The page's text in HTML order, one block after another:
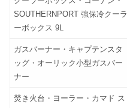
SOUTHERNPORT 強保冷クーラ
ーボックス 9L
ガスバーナー・キャプテンスタ
ッグ・オーリック小型ガスバー
ナー
焚き火台・ヨーラー・カマド ス